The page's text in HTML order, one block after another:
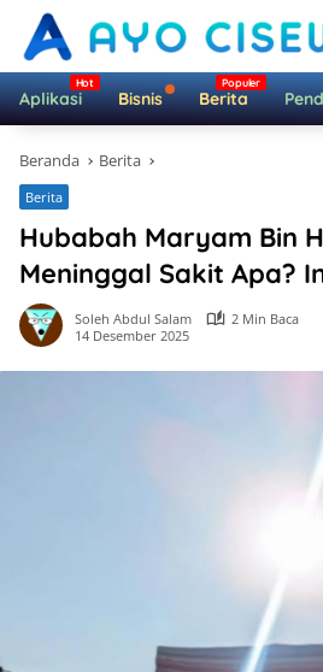
Langsung
konten
Aplikasi Bisnis Berita
Beranda Berita
Berita
Hubabah Maryam Bin
Meninggal Sakit Apa?
Soleh Abdul Salam
2 Min Baca
14 Desember 2025